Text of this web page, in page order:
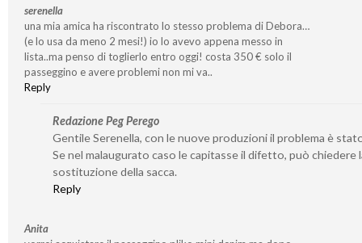
serenella
una mia amica ha riscontrato lo stesso problema di Debora…
(e lo usa da meno 2 mesi!) io lo avevo appena messo in
lista..ma penso di toglierlo entro oggi! costa 350 € solo il
passeggino e avere problemi non mi va..
Reply
Redazione Peg Perego
Gentile Serenella, con le nuove produzioni il problema è
Se nel malaugurato caso le capitasse il difetto, può chiedere
sostituzione della sacca.
Reply
Anita